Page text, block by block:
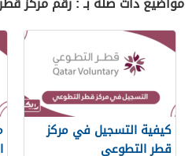
كيفية التسجيل في مركز
قطر التطوعي